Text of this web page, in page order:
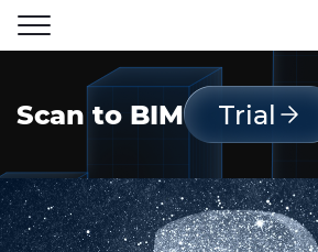
Scan to BIM Trial